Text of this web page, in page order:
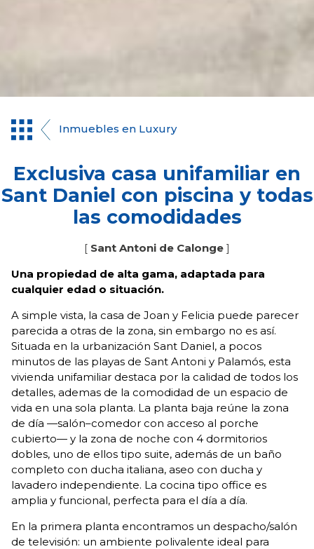
Inmuebles en Luxury
Exclusiva casa unifamiliar en
Sant Daniel con piscina y todas
las comodidades
[ Sant Antoni de Calonge ]
Una propiedad de alta gama, adaptada para
cualquier edad o situación.
A simple vista, la casa de Joan y Felicia puede parecer
parecida a otras de la zona, sin embargo no es así.
Situada en la urbanización Sant Daniel, a pocos
minutos de las playas de Sant Antoni y Palamós, esta
vivienda unifamiliar destaca por la calidad de todos los
detalles, ademas de la comodidad de un espacio de
vida en una sola planta. La planta baja reúne la zona
de día —salón–comedor con acceso al porche
cubierto— y la zona de noche con 4 dormitorios
dobles, uno de ellos tipo suite, además de un baño
completo con ducha italiana, aseo con ducha y
lavadero independiente. La cocina tipo office es
amplia y funcional, perfecta para el día a día.
En la primera planta encontramos un despacho/salón
de televisión: un ambiente polivalente ideal para